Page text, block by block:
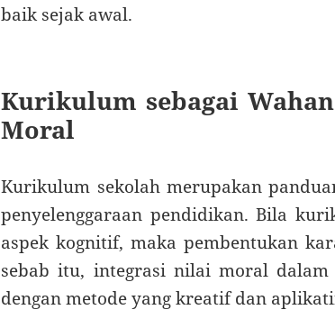
baik sejak awal.
Kurikulum sebagai
Moral
Kurikulum sekolah merupakan
penyelenggaraan pendidikan. Bila
aspek kognitif, maka pembentukan
sebab itu, integrasi nilai moral
dengan metode yang kreatif dan